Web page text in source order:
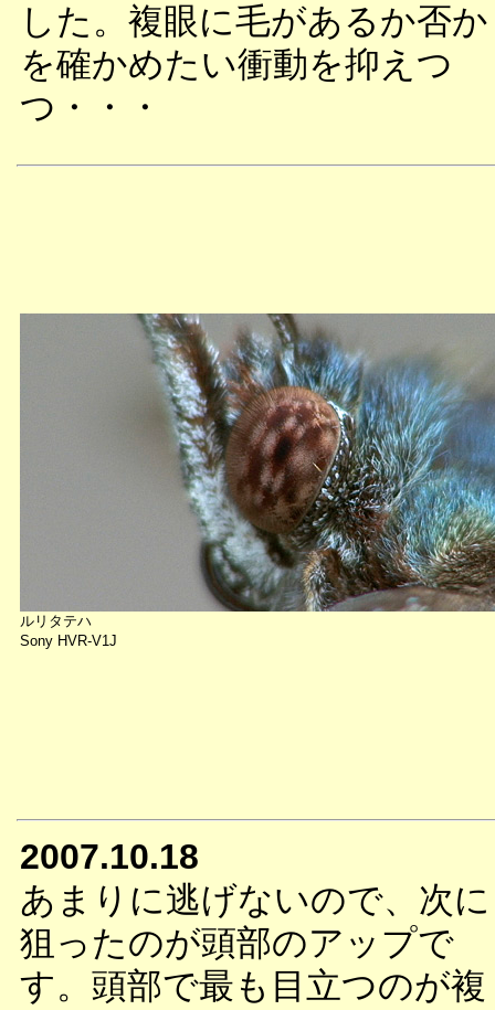
した。複眼に毛があるか否か
を確かめたい衝動を抑えつ
つ・・・
ルリタテハ
Sony HVR-V1J
2007.10.18
あまりに逃げないので、次に
狙ったのが頭部のアップで
す。頭部で最も目立つのが複